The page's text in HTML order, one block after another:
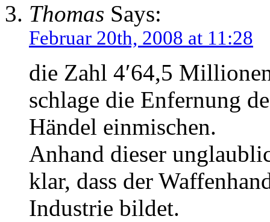
Thomas Says:
Februar 20th, 2008 at 11:28
die Zahl 4′64,5
schlage die Enfernung
Händel einmischen.
Anhand dieser
klar, dass der
Industrie bildet.